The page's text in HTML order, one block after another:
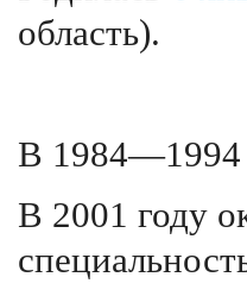
область).
В 1984—1994
В 2001 году